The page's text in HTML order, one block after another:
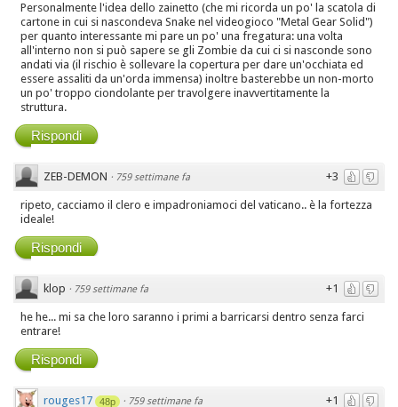
Personalmente l'idea dello zainetto (che mi ricorda un po' la scatola di
cartone in cui si nascondeva Snake nel videogioco "Metal Gear Solid")
per quanto interessante mi pare un po' una fregatura: una volta
all'interno non si può sapere se gli Zombie da cui ci si nasconde sono
andati via (il rischio è sollevare la copertura per dare un'occhiata ed
essere assaliti da un'orda immensa) inoltre basterebbe un non-morto
un po' troppo ciondolante per travolgere inavvertitamente la
struttura.
Rispondi
+3
ZEB-DEMON · 759 settimane fa
ripeto, cacciamo il clero e impadroniamoci del vaticano.. è la fortezza
ideale!
Rispondi
+1
klop · 759 settimane fa
he he... mi sa che loro saranno i primi a barricarsi dentro senza farci
entrare!
Rispondi
+1
rouges17 48p · 759 settimane fa